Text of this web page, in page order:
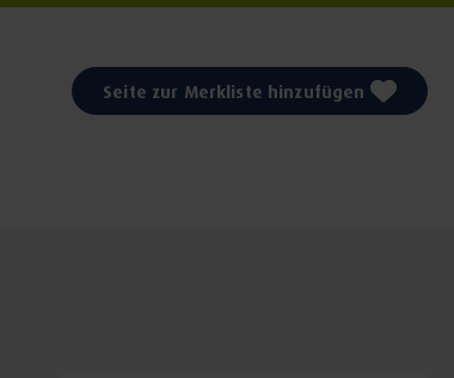
Seite zur Merkliste hinzufügen